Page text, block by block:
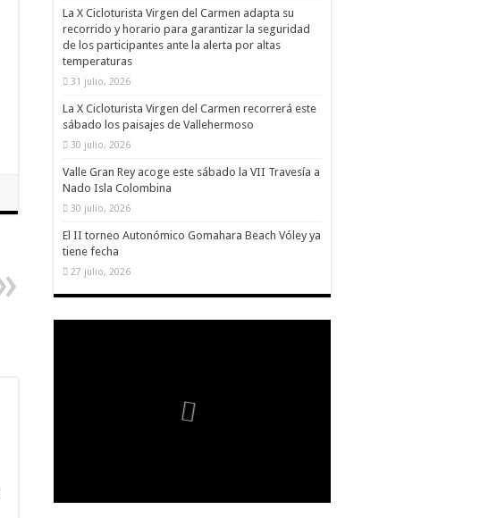
La X Cicloturista Virgen del Carmen adapta su
recorrido y horario para garantizar la seguridad
de los participantes ante la alerta por altas
temperaturas
31 julio, 2026
La X Cicloturista Virgen del Carmen recorrerá este
sábado los paisajes de Vallehermoso
30 julio, 2026
Valle Gran Rey acoge este sábado la VII Travesía a
Nado Isla Colombina
30 julio, 2026
El II torneo Autonómico Gomahara Beach Vóley ya
tiene fecha
27 julio, 2026